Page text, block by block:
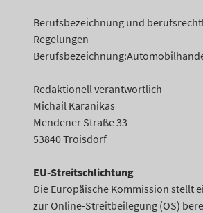
Berufsbezeichnung und
Regelungen
Redaktionell verantwortlich
Michail Karanikas
Mendener Straße 33
53840 Troisdorf
EU-Streitschlichtung
Die Europäische Kommission stellt
zur Online-Streitbeilegung (OS)